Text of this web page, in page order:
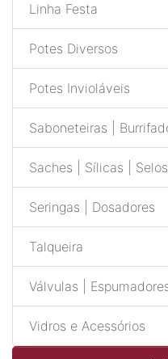
Linha Festa
Potes Diversos
Potes Invioláveis
Saboneteiras |
Saches | Sílicas | Selos
Seringas | Dosadores
Talqueira
Válvulas |
Vidros e Acessórios